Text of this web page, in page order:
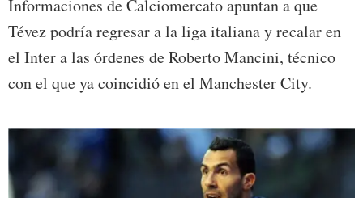
Informaciones de Calciomercato apuntan a que
Tévez podría regresar a la liga italiana y recalar en
el Inter a las órdenes de Roberto Mancini, técnico
con el que ya coincidió en el Manchester City.